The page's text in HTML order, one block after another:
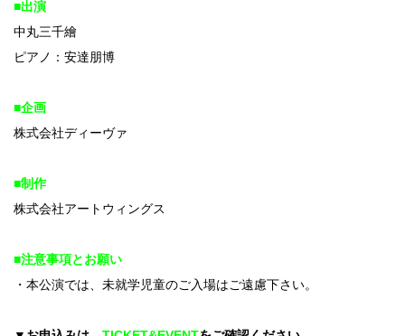
■出演
中丸三千繪
ピアノ：安達朋博
■企画
株式会社ディーヴァ
■制作
株式会社アートウィングス
■注意事項とお願い
・本公演では、未就学児童のご入場はご遠慮下さい。